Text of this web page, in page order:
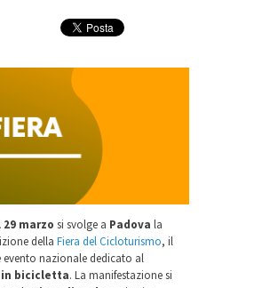
29 marzo si svolge a Padova la
della Fiera del Cicloturismo, il
evento nazionale dedicato al
bicicletta. La manifestazione si